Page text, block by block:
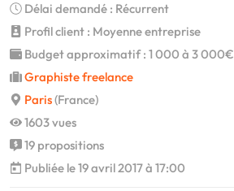
Délai demandé : Récurrent
Profil client : Moyenne entreprise
Budget approximatif : 1 000 à 3 000€
Graphiste freelance
Paris(France)
1603 vues
19 propositions
Publiée le 19 avril 2017 à 17:00